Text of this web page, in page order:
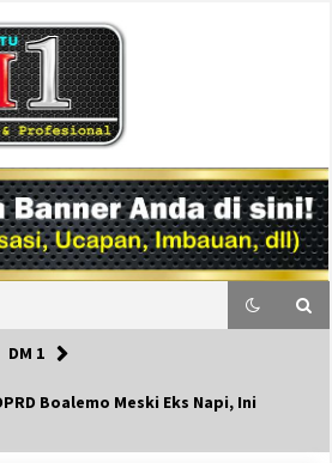
DM1
DM 1
Boalemo Meski Eks Napi, Ini